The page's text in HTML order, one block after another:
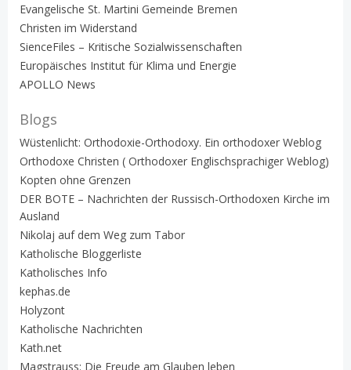
Evangelische St. Martini Gemeinde Bremen
Christen im Widerstand
SienceFiles – Kritische Sozialwissenschaften
Europäisches Institut für Klima und Energie
APOLLO News
Blogs
Wüstenlicht: Orthodoxie-Orthodoxy. Ein orthodoxer Weblog
Orthodoxe Christen ( Orthodoxer Englischsprachiger Weblog)
Kopten ohne Grenzen
DER BOTE – Nachrichten der Russisch-Orthodoxen Kirche im
Ausland
Nikolaj auf dem Weg zum Tabor
Katholische Bloggerliste
Katholisches Info
kephas.de
Holyzont
Katholische Nachrichten
Kath.net
Magstrauss: Die Freude am Glauben leben